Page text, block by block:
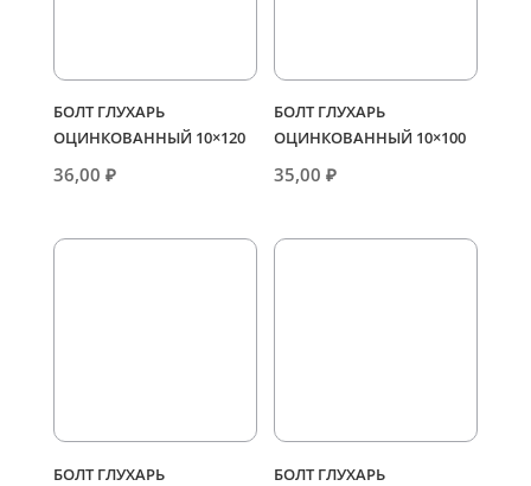
БОЛТ ГЛУХАРЬ
ОЦИНКОВАННЫЙ 10×120
36,00 ₽
БОЛТ ГЛУХАРЬ
ОЦИНКОВАННЫЙ 10×100
35,00₽
БОЛТ ГЛУХАРЬ
БОЛТ ГЛУХАРЬ